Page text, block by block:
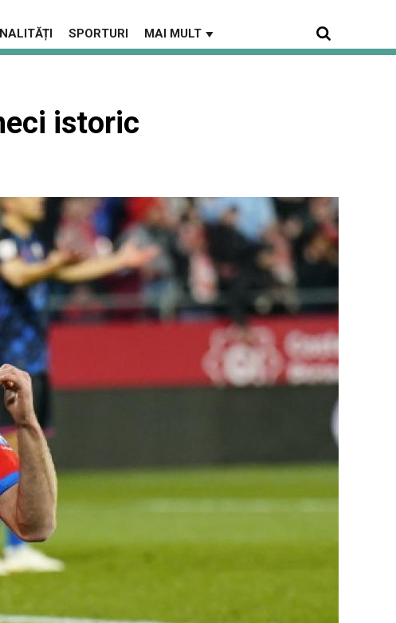
SPORTURI MAI MULT ▼
istoric